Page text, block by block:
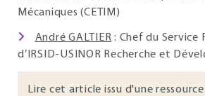
Mécaniques (CETIM)
André GALTIER : Chef du Service
d’IRSID-USINOR Recherche et
Lire cet article issu d'une